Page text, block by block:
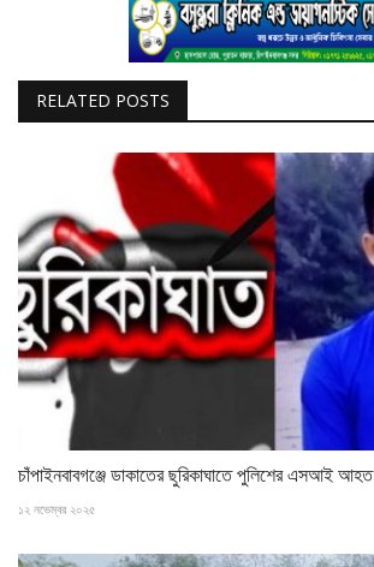
RELATED POSTS
চাঁপাইনবাবগঞ্জে ডাকাতের ছুরিকাঘাতে পুলিশের এসআই আহত
১২ নভেম্বর ২০২৫